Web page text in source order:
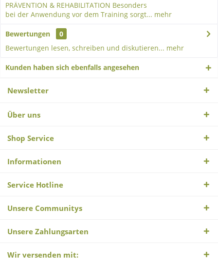
PRÄVENTION & REHABILITATION Besonders
bei der Anwendung vor dem Training sorgt... mehr
Bewertungen
0
Bewertungen lesen, schreiben und diskutieren... mehr
Kunden haben sich ebenfalls angesehen
Newsletter
Über uns
Shop Service
Informationen
Service Hotline
Unsere Communitys
Unsere Zahlungsarten
Wir versenden mit: